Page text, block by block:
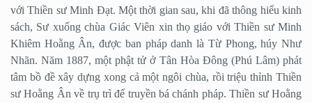
với Thiền sư Minh Đạt. Một thời gian sau, khi đã thông hiểu kinh
sách, Sư xuống chùa Giác Viên xin thọ giáo với Thiền sư Minh
Khiêm Hoằng Ân, được ban pháp danh là Từ Phong, húy Như
Nhãn. Năm 1887, một phật tử ở Tân Hòa Đông (Phú Lâm) phát
tâm bồ đề xây dựng xong cả một ngôi chùa, rồi triệu thỉnh Thiền
sư Hoằng Ân về trụ trì để truyền bá chánh pháp. Thiền sư Hoằng